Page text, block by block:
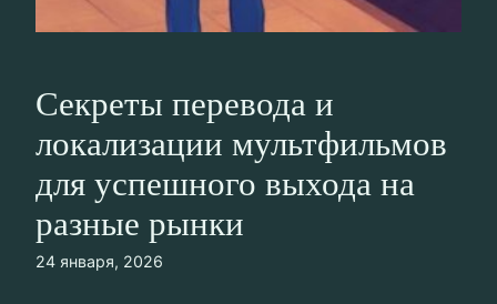
Секреты перевода и
локализации мультфильмов
для успешного выхода на
разные рынки
24 января, 2026